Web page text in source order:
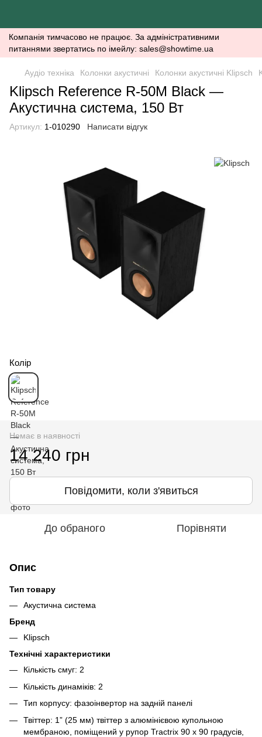
Компанія тимчасово не працює. За адміністративними
питаннями звертатись по імейлу: sales@showtime.ua
Аудіо техніка Колонки акустичні Колонки акустичні Klipsch
Klipsch Reference R-50M Black —
Акустична система, 150 Вт
Артикул: 1-010290 Написати відгук
Колір
Немає в наявності
14 240 грн
Повідомити, коли з'явиться
До обраного Порівняти
Опис
Тип товару
Акустична система
Бренд
Klipsch
Технічні характеристики
Кількість смуг: 2
Кількість динаміків: 2
Тип корпусу: фазоінвертор на задній панелі
Твіттер: 1” (25 мм) твіттер з алюмінієвою купольною
мембраною, поміщений у рупор Tractrix 90 х 90 градусів,